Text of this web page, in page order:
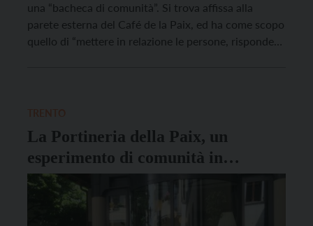
una “bacheca di comunità”. Si trova affissa alla
parete esterna del Café de la Paix, ed ha come scopo
quello di “mettere in relazione le persone, rispondere
La Portineria della Paix, un
esperimento di comunità in
Passaggio Teatro Osele